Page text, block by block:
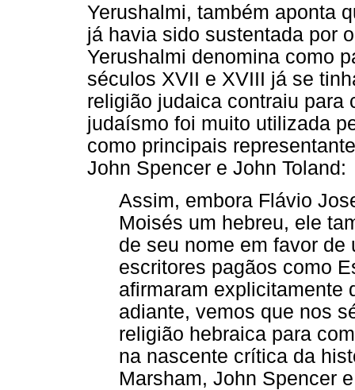
Yerushalmi, também aponta
já havia sido sustentada por
Yerushalmi denomina como
séculos XVII e XVIII já se
religião judaica contraiu para
judaísmo foi muito utilizada
como principais
John Spencer e John Toland:
Assim, embora Flávio
Moisés um hebreu, ele
de seu nome em favor
escritores pagãos como
afirmaram explicitamente
adiante, vemos que nos
religião hebraica para
na nascente crítica da
Marsham, John Spencer